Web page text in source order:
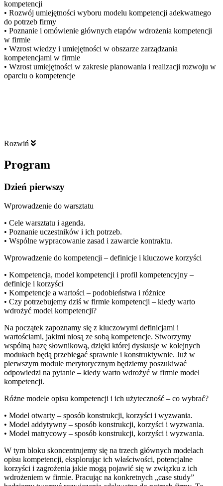
kompetencji
• Rozwój umiejętności wyboru modelu kompetencji adekwatnego
do potrzeb firmy
• Poznanie i omówienie głównych etapów wdrożenia kompetencji
w firmie
• Wzrost wiedzy i umiejętności w obszarze zarządzania
kompetencjami w firmie
• Wzrost umiejętności w zakresie planowania i realizacji rozwoju w
oparciu o kompetencje
Rozwiń
Program
Dzień pierwszy
Wprowadzenie do warsztatu
• Cele warsztatu i agenda.
• Poznanie uczestników i ich potrzeb.
• Wspólne wypracowanie zasad i zawarcie kontraktu.
Wprowadzenie do kompetencji – definicje i kluczowe korzyści
• Kompetencja, model kompetencji i profil kompetencyjny –
definicje i korzyści
• Kompetencje a wartości – podobieństwa i różnice
• Czy potrzebujemy dziś w firmie kompetencji – kiedy warto
wdrożyć model kompetencji?
Na początek zapoznamy się z kluczowymi definicjami i
wartościami, jakimi niosą ze sobą kompetencje. Stworzymy
wspólną bazę słownikową, dzięki której dyskusje w kolejnych
modułach będą przebiegać sprawnie i konstruktywnie. Już w
pierwszym module merytorycznym będziemy poszukiwać
odpowiedzi na pytanie – kiedy warto wdrożyć w firmie model
kompetencji.
Różne modele opisu kompetencji i ich użyteczność – co wybrać?
• Model otwarty – sposób konstrukcji, korzyści i wyzwania.
• Model addytywny – sposób konstrukcji, korzyści i wyzwania.
• Model matrycowy – sposób konstrukcji, korzyści i wyzwania.
W tym bloku skoncentrujemy się na trzech głównych modelach
opisu kompetencji, eksplorując ich właściwości, potencjalne
korzyści i zagrożenia jakie mogą pojawić się w związku z ich
wdrożeniem w firmie. Pracując na konkretnych „case study”